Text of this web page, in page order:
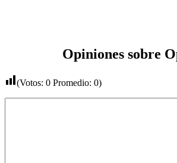
Opiniones sobre
(Votos: 0 Promedio: 0)